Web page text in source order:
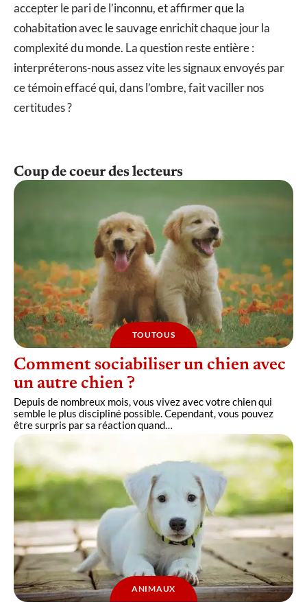
accepter le pari de l’inconnu, et affirmer que la
cohabitation avec le sauvage enrichit chaque jour la
complexité du monde. La question reste entière :
interpréterons-nous assez vite les signaux envoyés par
ce témoin effacé qui, dans l’ombre, fait vaciller nos
certitudes ?
Coup de coeur des lecteurs
TOUTOUS
Comment sociabiliser un chien avec
un autre chien ?
Depuis de nombreux mois, vous vivez avec votre chien qui
semble le plus discipliné possible. Cependant, vous pouvez
être surpris par sa réaction quand…
ANIMAUX